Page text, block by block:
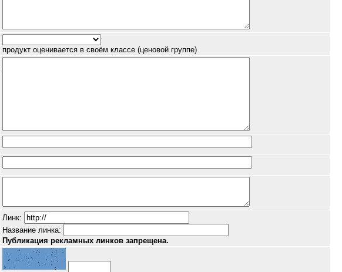
продукт оценивается в своём классе (ценовой группе)
Линк:
Название линка:
Публикация рекламных линков запрещена.